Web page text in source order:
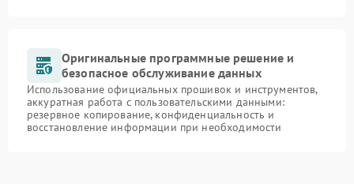
Оригинальные программные решение и
безопасное обслуживание данных
Использование официальных прошивок и инструментов,
аккуратная работа с пользовательскими данными:
резервное копирование, конфиденциальность и
восстановление информации при необходимости